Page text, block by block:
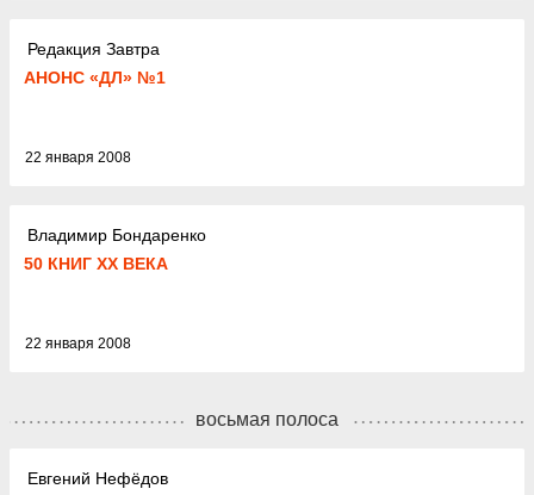
Редакция Завтра
АНОНС «ДЛ» №1
22 января 2008
Владимир Бондаренко
50 КНИГ ХХ ВЕКА
22 января 2008
восьмая полоса
Евгений Нефёдов